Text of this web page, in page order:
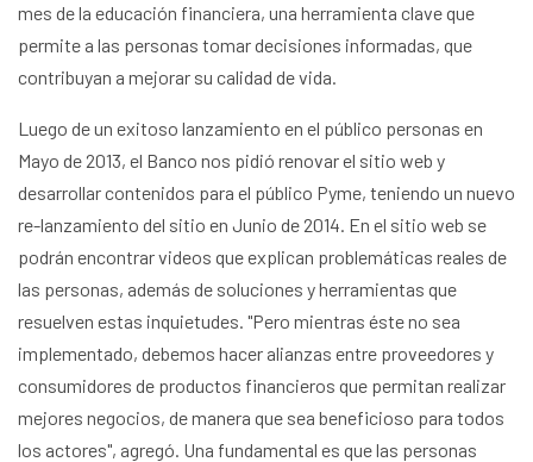
mes de la educación financiera, una herramienta clave que
permite a las personas tomar decisiones informadas, que
contribuyan a mejorar su calidad de vida.
Luego de un exitoso lanzamiento en el público personas en
Mayo de 2013, el Banco nos pidió renovar el sitio web y
desarrollar contenidos para el público Pyme, teniendo un nuevo
re-lanzamiento del sitio en Junio de 2014. En el sitio web se
podrán encontrar videos que explican problemáticas reales de
las personas, además de soluciones y herramientas que
resuelven estas inquietudes. "Pero mientras éste no sea
implementado, debemos hacer alianzas entre proveedores y
consumidores de productos financieros que permitan realizar
mejores negocios, de manera que sea beneficioso para todos
los actores", agregó. Una fundamental es que las personas